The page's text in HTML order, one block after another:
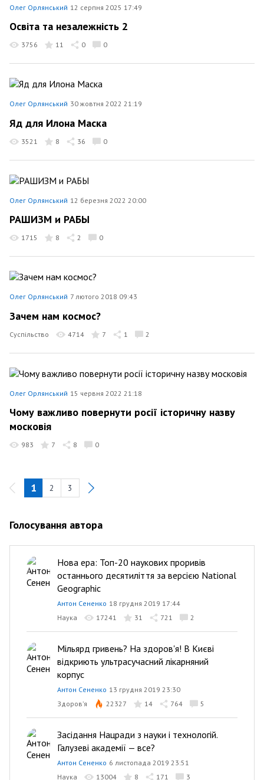
Олег Орлянський 12 серпня 2025 17:49
Освіта та незалежність 2
3756 11 0 0
Олег Орлянський 30 жовтня 2022 21:19
Яд для Илона Маска
3521 8 36 0
Олег Орлянський 12 березня 2022 20:00
РАШИЗМ и РАБЫ
1715 8 2 0
Олег Орлянський 7 лютого 2018 09:43
Зачем нам космос?
Суспільство 4714 7 1 2
Олег Орлянський 15 червня 2022 21:18
Чому важливо повернути росії історичну назву
московія
983 7 8 0
1 2 3
Голосування автора
Нова ера: Топ-20 наукових проривів
останнього десятиліття за версією National
Geographic
Антон Сененко 18 грудня 2019 17:44
Наука
17241 31 721 2
Мільярд гривень? На здоров'я! В Києві
відкриють ультрасучасний лікарняний
корпус
Антон Сененко 13 грудня 2019 23:30
Здоров’я
22327 14 764 5
Засідання Нацради з науки і технологій.
Галузеві академії — все?
Антон Сененко 6 листопада 2019 23:51
Наука
13004 8 171 3